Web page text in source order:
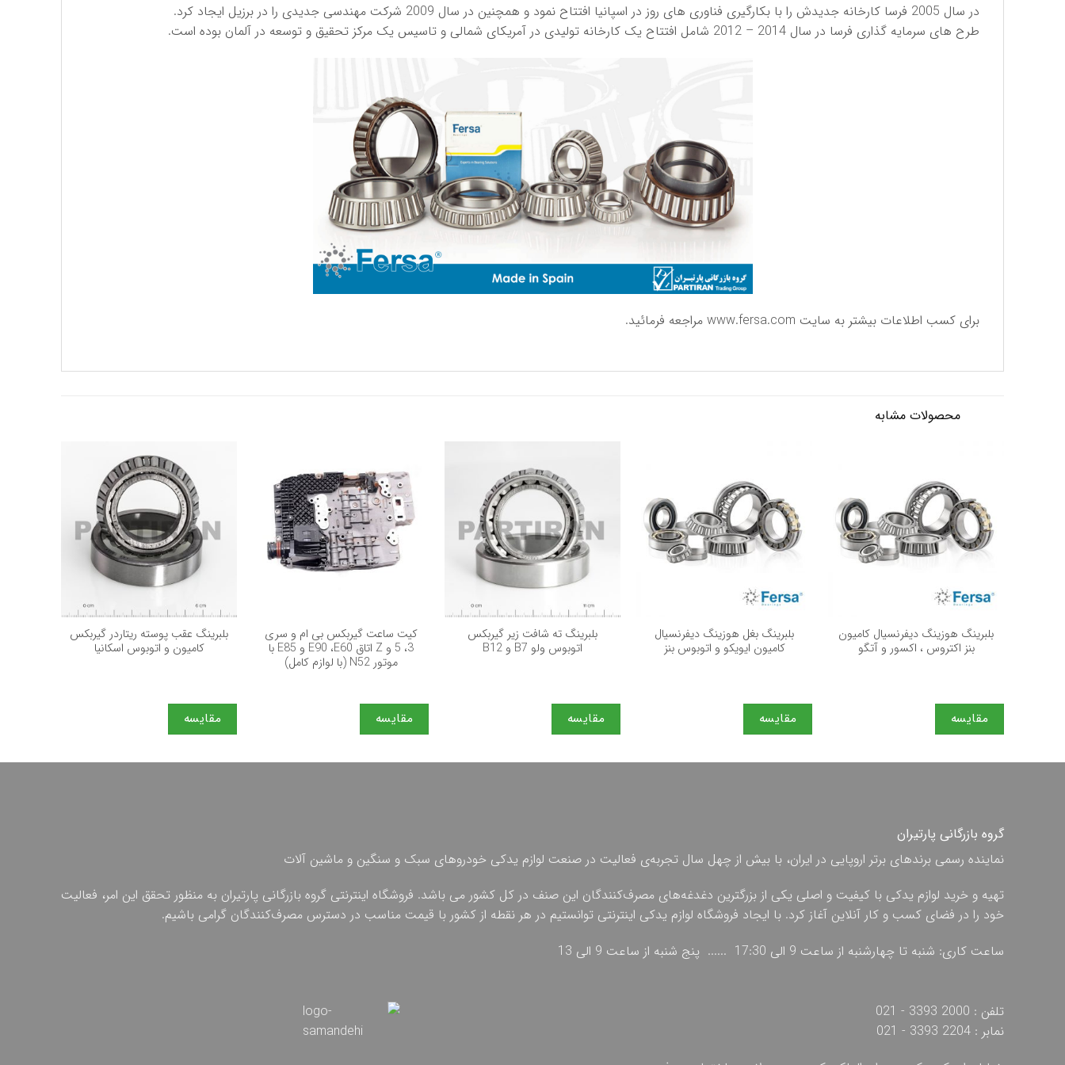
در سال 2005 فرسا کارخانه جدیدش را با بکارگیری فناوری های روز در اسپانیا افتتاح نمود و همچنین در سال 2009 شركت مهندسی جدیدی را در برزیل ایجاد کرد.
طرح های سرمایه گذاری فرسا در سال 2014 – 2012 شامل افتتاح یک کارخانه تولیدی در آمریکای شمالی و تاسیس یک مرکز تحقیق و توسعه در آلمان بوده است.
برای كسب اطلاعات بیشتر به سایت www.fersa.com مراجعه فرمائید.
محصولات مشابه
بلبرینگ هوزینگ دیفرنسیال کامیون
بنز اکتروس ، اکسور و آتگو
مقایسه
بلبرینگ بغل هوزینگ دیفرنسیال
کامیون ایویکو و اتوبوس بنز
مقایسه
بلبرینگ ته شافت زیر گیربکس
اتوبوس ولو B7 و B12
مقایسه
کیت ساعت گیربکس بی ام و سری
3، 5 و Z اتاق E90 ،E60 و E85 با
موتور N52 (با لوازم کامل)
مقایسه
+
بلبرینگ عقب پوسته ریتاردر گیربکس
کامیون و اتوبوس اسکانیا
مقایسه
گروه بازرگانی پارتیران
نماینده رسمی برندهای برتر اروپایی در ایران، با بیش از چهل سال تجربه‌ی فعالیت در صنعت لوازم یدکی خودروهای سبک و سنگین و ماشین آلات
تهیه و خرید لوازم یدکی با کیفیت و اصلی یکی از بزرگترین دغدغه‌های مصرف‌کنندگان این صنف در کل کشور می باشد. فروشگاه اینترنتی گروه بازرگانی پارتیران به منظور تحقق این امر، فعالیت
خود را در فضای کسب و کار آنلاین آغاز کرد. با ایجاد فروشگاه لوازم یدکی اینترنتی توانستیم در هر نقطه از کشور با قیمت مناسب در دسترس مصرف‌کنندگان گرامی باشیم.
ساعت کاری: شنبه تا چهارشنبه از ساعت 9 الی 17:30 ...... پنج شنبه از ساعت 9 الی 13
تلفن : 2000 3393 - 021
نمابر : 2204 3393 - 021